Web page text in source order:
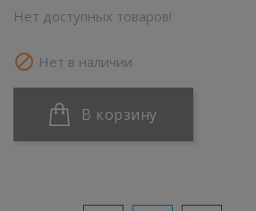
Нет доступных товаров!
 Нет в наличии
В корзину